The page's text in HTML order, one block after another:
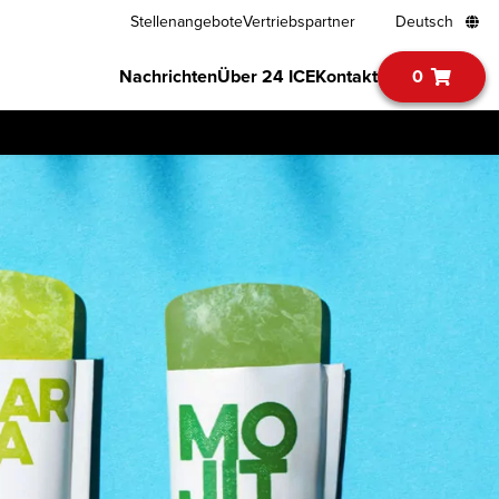
StellenangeboteVertriebspartner Deutsch
NachrichtenÜber 24 ICEKontakt 0